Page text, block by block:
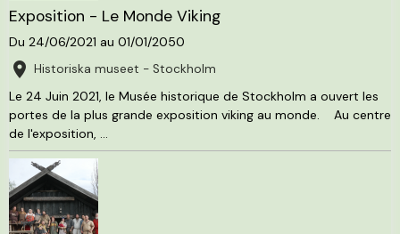
Exposition - Le Monde Viking
Du 24/06/2021 au 01/01/2050
Historiska museet - Stockholm
Le 24 Juin 2021, le Musée historique de Stockholm a ouvert les
portes de la plus grande exposition viking au monde. Au centre
de l'exposition, ...